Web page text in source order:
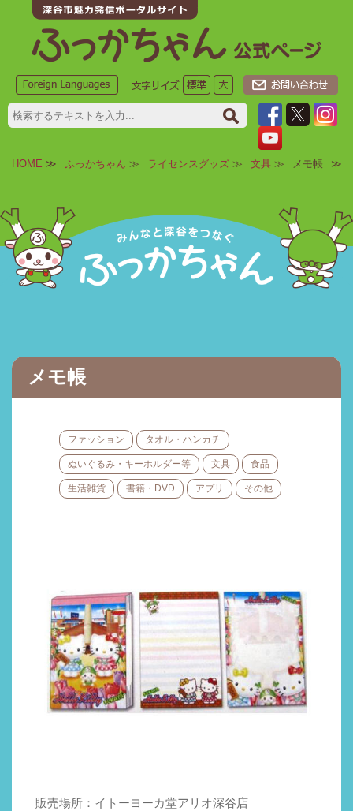
HOME ≫ ふっかちゃん ≫ ライセンスグッズ ≫ ≫
文具 ≫ メモ帳
メモ帳
ファッション タオル・ハンカチ
ぬいぐるみ・キーホルダー等 文具 食品
生活雑貨 書籍・DVD アプリ その他
販売場所：イトーヨーカ堂アリオ深谷店